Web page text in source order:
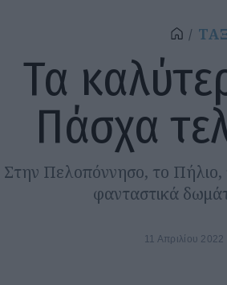
Τα
Πάσχα
Στην Πελοπόννησο, το Πήλιο,
φανταστικά
11 Απριλίου 2022